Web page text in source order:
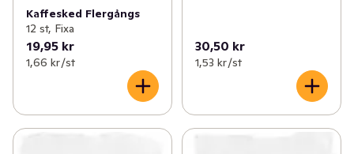
Kaffesked Flergångs
12 st, Fixa
19,95 kr
1,66 kr /st
30,50 kr
1,53 kr /st